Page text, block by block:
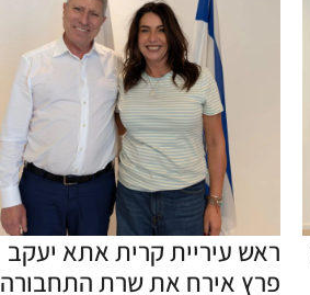
ראש עיריית קרית אתא יעקב
פרץ אירח את שרת התחבורה